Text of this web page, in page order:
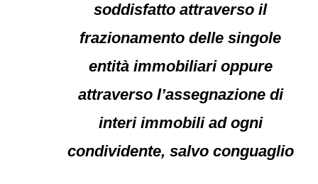
soddisfatto attraverso il
frazionamento delle singole
entità immobiliari oppure
attraverso l’assegnazione di
interi immobili ad ogni
condividente, salvo conguaglio